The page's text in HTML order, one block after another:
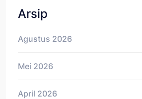
Arsip
Agustus 2026
Mei 2026
April 2026